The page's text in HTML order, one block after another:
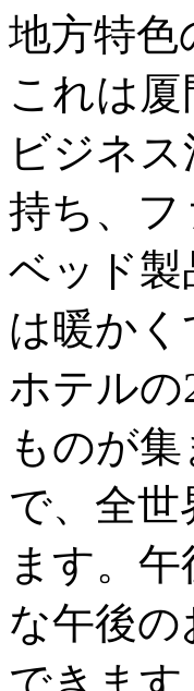
地方特色
これは
ビジネ
持ち、
ベッド製
は暖か
ホテル
ものが
で、全
ます。
な午後
できま